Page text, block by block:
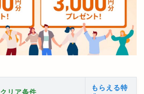
クリア条件
もらえる特